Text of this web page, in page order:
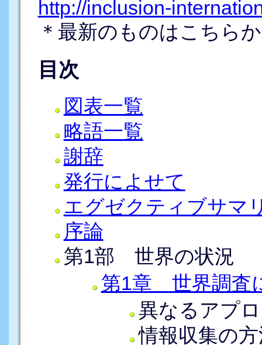
http://inclusion-
＊最新のものはこちら
目次
図表一覧
略語一覧
謝辞
発行によせて
エグゼクティブサマ
序論
第1部 世界の状況
第1章 世界調査
異なるアプ
情報収集の